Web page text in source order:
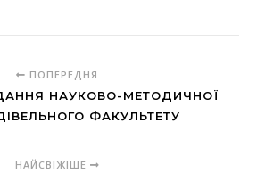
ПОПЕРЕДНЯ
НАУКОВО-МЕТОДИЧНОЇ
ФАКУЛЬТЕТУ
НАЙСВІЖІШЕ